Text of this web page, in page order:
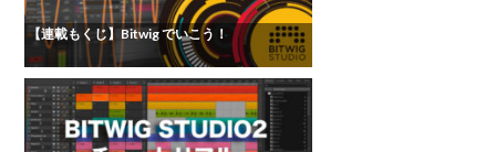
【連載もくじ】Bitwig でいこう！